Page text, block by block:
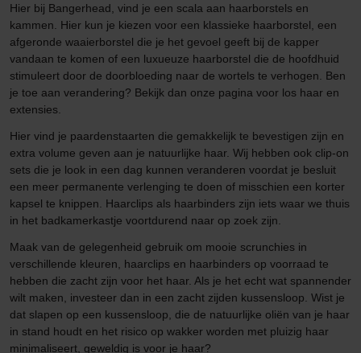
Hier bij Bangerhead, vind je een scala aan haarborstels en
kammen. Hier kun je kiezen voor een klassieke haarborstel, een
afgeronde waaierborstel die je het gevoel geeft bij de kapper
vandaan te komen of een luxueuze haarborstel die de hoofdhuid
stimuleert door de doorbloeding naar de wortels te verhogen. Ben
je toe aan verandering? Bekijk dan onze pagina voor los haar en
extensies.
Hier vind je paardenstaarten die gemakkelijk te bevestigen zijn en
extra volume geven aan je natuurlijke haar. Wij hebben ook clip-on
sets die je look in een dag kunnen veranderen voordat je besluit
een meer permanente verlenging te doen of misschien een korter
kapsel te knippen. Haarclips als haarbinders zijn iets waar we thuis
in het badkamerkastje voortdurend naar op zoek zijn.
Maak van de gelegenheid gebruik om mooie scrunchies in
verschillende kleuren, haarclips en haarbinders op voorraad te
hebben die zacht zijn voor het haar. Als je het echt wat spannender
wilt maken, investeer dan in een zacht zijden kussensloop. Wist je
dat slapen op een kussensloop, die de natuurlijke oliën van je haar
in stand houdt en het risico op wakker worden met pluizig haar
minimaliseert, geweldig is voor je haar?